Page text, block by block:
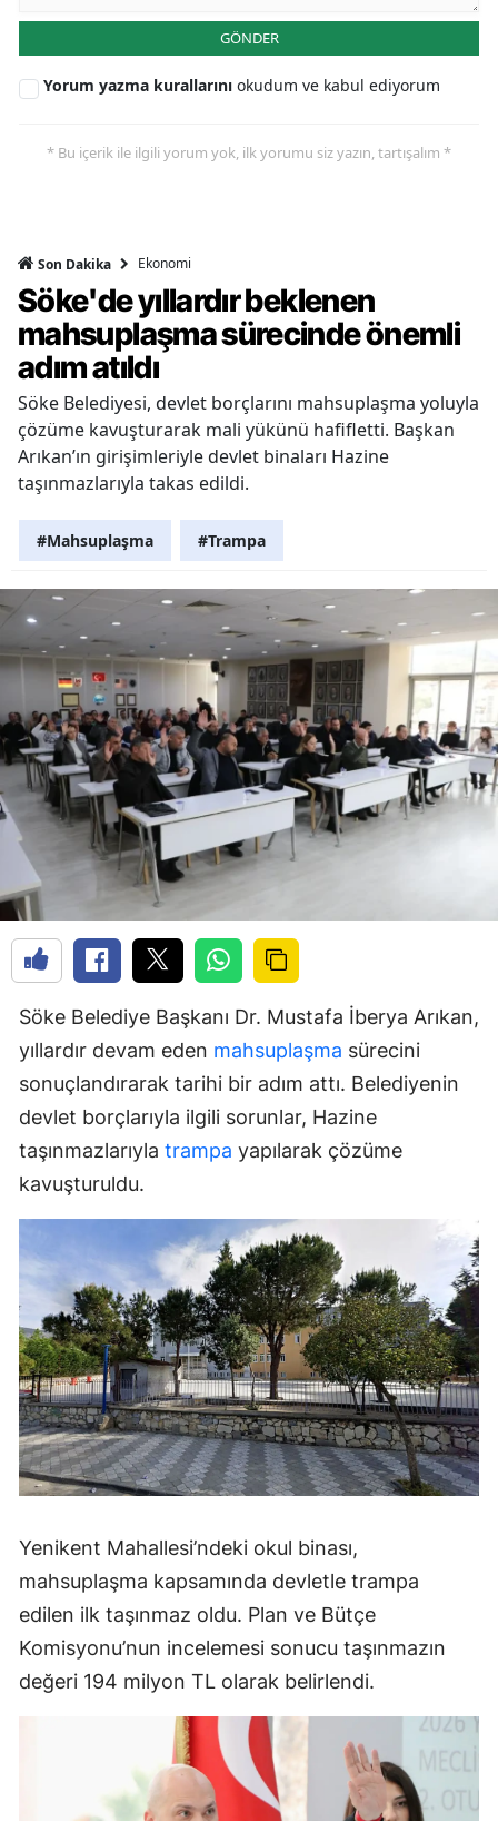
GÖNDER
Yorum yazma kurallarını okudum ve kabul ediyorum
* Bu içerik ile ilgili yorum yok, ilk yorumu siz yazın, tartışalım *
Son Dakika Ekonomi
Söke'de yıllardır beklenen
mahsuplaşma sürecinde önemli
adım atıldı
Söke Belediyesi, devlet borçlarını mahsuplaşma yoluyla
çözüme kavuşturarak mali yükünü hafifletti. Başkan
Arıkan’ın girişimleriyle devlet binaları Hazine
taşınmazlarıyla takas edildi.
#Mahsuplaşma #Trampa
Söke Belediye Başkanı Dr. Mustafa İberya Arıkan,
yıllardır devam eden mahsuplaşma sürecini
sonuçlandırarak tarihi bir adım attı. Belediyenin
devlet borçlarıyla ilgili sorunlar, Hazine
taşınmazlarıyla trampa yapılarak çözüme
kavuşturuldu.
Yenikent Mahallesi’ndeki okul binası,
mahsuplaşma kapsamında devletle trampa
edilen ilk taşınmaz oldu. Plan ve Bütçe
Komisyonu’nun incelemesi sonucu taşınmazın
değeri 194 milyon TL olarak belirlendi.